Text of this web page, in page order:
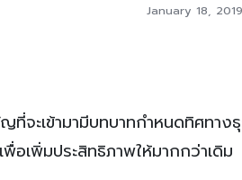
January 18, 2019
จะเข้ามามีบทบาทกำหนดทิศทาง
อเพิ่มประสิทธิภาพให้มากกว่าเดิม